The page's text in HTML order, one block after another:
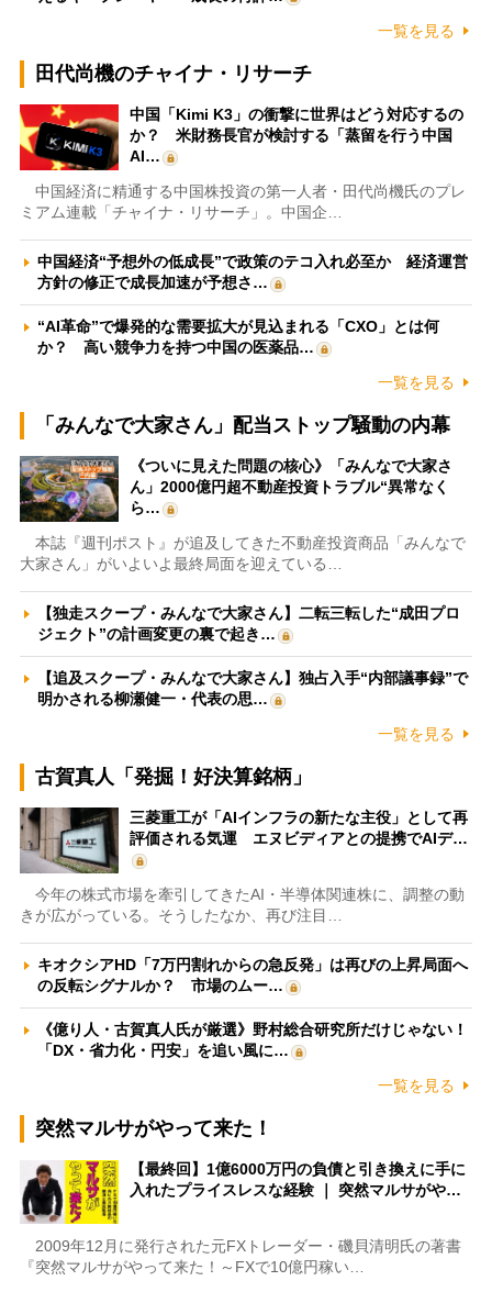
一覧を見る
田代尚機のチャイナ・リサーチ
中国「Kimi K3」の衝撃に世界はどう対応するの
か？ 米財務長官が検討する「蒸留を行う中国
AI…
中国経済に精通する中国株投資の第一人者・田代尚機氏のプレ
ミアム連載「チャイナ・リサーチ」。中国企…
中国経済“予想外の低成長”で政策のテコ入れ必至か 経済運営
方針の修正で成長加速が予想さ…
“AI革命”で爆発的な需要拡大が見込まれる「CXO」とは何
か？ 高い競争力を持つ中国の医薬品…
一覧を見る
「みんなで大家さん」配当ストップ騒動の内幕
《ついに見えた問題の核心》「みんなで大家さ
ん」2000億円超不動産投資トラブル“異常なく
ら…
本誌『週刊ポスト』が追及してきた不動産投資商品「みんなで
大家さん」がいよいよ最終局面を迎えている…
【独走スクープ・みんなで大家さん】二転三転した“成田プロ
ジェクト”の計画変更の裏で起き…
【追及スクープ・みんなで大家さん】独占入手“内部議事録”で
明かされる柳瀬健一・代表の思…
一覧を見る
古賀真人「発掘！好決算銘柄」
三菱重工が「AIインフラの新たな主役」として再
評価される気運 エヌビディアとの提携でAIデ…
今年の株式市場を牽引してきたAI・半導体関連株に、調整の動
きが広がっている。そうしたなか、再び注目…
キオクシアHD「7万円割れからの急反発」は再びの上昇局面へ
の反転シグナルか？ 市場のムー…
《億り人・古賀真人氏が厳選》野村総合研究所だけじゃない！
「DX・省力化・円安」を追い風に…
一覧を見る
突然マルサがやって来た！
【最終回】1億6000万円の負債と引き換えに手に
入れたプライスレスな経験 ｜ 突然マルサがや…
2009年12月に発行された元FXトレーダー・磯貝清明氏の著書
『突然マルサがやって来た！～FXで10億円稼い…